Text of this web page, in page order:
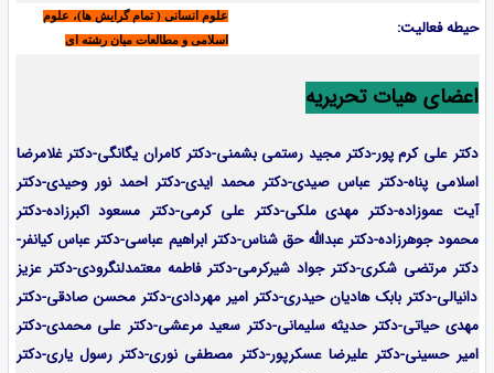
حیطه فعالیت:
علوم انسانی ( تمام گرایش ها)، علوم
اسلامی و مطالعات میان رشته ای
اعضای هیات تحریریه
دکتر علی کرم پور-دکتر مجید رستمی بشمنی-دکتر کامران یگانگی-دکتر غلامرضا
اسلامی پناه-دکتر عباس صیدی-دکتر محمد ایدی-دکتر احمد نور وحیدی-دکتر
آیت عموزاده-دکتر مهدی ملکی-دکتر علی کرمی-دکتر مسعود اکبرزاده-دکتر
محمود جوهرزاده-دکتر عبدالله حق شناس-دکتر ابراهیم عباسی-دکتر عباس کیانفر-
دکتر مرتضی شکری-دکتر جواد شیرکرمی-دکتر فاطمه معتمدلنگرودی-دکتر عزیز
دانیالی-دکتر بابک هادیان حیدری-دکتر امیر مهردادی-دکتر محسن صادقی-دکتر
مهدی حیاتی-دکتر حدیثه سلیمانی-دکتر سعید مرعشی-دکتر علی محمدی-دکتر
امیر حسینی-دکتر علیرضا عسکرپور-دکتر مصطفی نوری-دکتر رسول یاری-دکتر